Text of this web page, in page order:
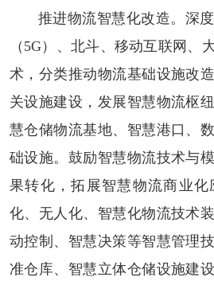
推进物流智慧化改造。 深
（5G）、北斗、移动互联网、
术，分类推动物流基础设施改
关设施建设，发展智慧物流枢
慧仓储物流基地、智慧港口、
础设施。鼓励智慧物流技术与
果转化，拓展智慧物流商业
化、无人化、智慧化物流技术
动控制、智慧决策等智慧管理
准仓库、智慧立体仓储设施建